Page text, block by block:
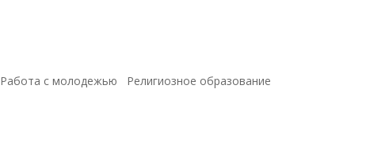
Работа с молодежью
Религиозное образование